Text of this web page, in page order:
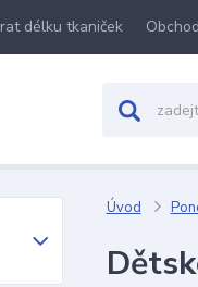
délku tkaniček
Úvod